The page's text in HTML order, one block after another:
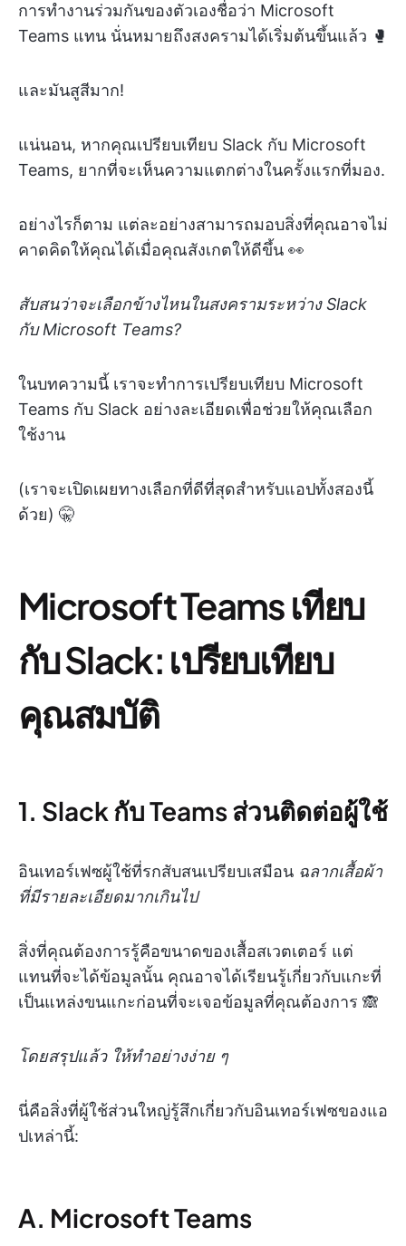
การทำงานร่วมกันของตัวเองชื่อว่า Microsoft
Teams แทน นั่นหมายถึงสงครามได้เริ่มต้นขึ้นแล้ว 🥊
และมันสูสีมาก!
แน่นอน, หากคุณเปรียบเทียบ Slack กับ Microsoft
Teams, ยากที่จะเห็นความแตกต่างในครั้งแรกที่มอง.
อย่างไรก็ตาม แต่ละอย่างสามารถมอบสิ่งที่คุณอาจไม่
คาดคิดให้คุณได้เมื่อคุณสังเกตให้ดีขึ้น 👀
สับสนว่าจะเลือกข้างไหนในสงครามระหว่าง Slack
กับ Microsoft Teams?
ในบทความนี้ เราจะทำการเปรียบเทียบ Microsoft
Teams กับ Slack อย่างละเอียดเพื่อช่วยให้คุณเลือก
ใช้งาน
(เราจะเปิดเผยทางเลือกที่ดีที่สุดสำหรับแอปทั้งสองนี้
ด้วย) 🤫
Microsoft Teams เทียบ
กับ Slack: เปรียบเทียบ
คุณสมบัติ
1. Slack กับ Teams ส่วนติดต่อผู้ใช้
อินเทอร์เฟซผู้ใช้ที่รกสับสนเปรียบเสมือน ฉลากเสื้อผ้า
ที่มีรายละเอียดมากเกินไป
สิ่งที่คุณต้องการรู้คือขนาดของเสื้อสเวตเตอร์ แต่
แทนที่จะได้ข้อมูลนั้น คุณอาจได้เรียนรู้เกี่ยวกับแกะที่
เป็นแหล่งขนแกะก่อนที่จะเจอข้อมูลที่คุณต้องการ 🙈
โดยสรุปแล้ว ให้ทำอย่างง่าย ๆ
นี่คือสิ่งที่ผู้ใช้ส่วนใหญ่รู้สึกเกี่ยวกับอินเทอร์เฟซของแอ
ปเหล่านี้:
A. Microsoft Teams